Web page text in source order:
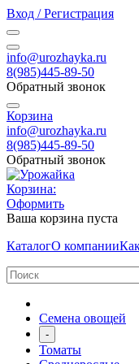
Вход / Регистрация
info@urozhayka.ru
8(985)445-89-50
Обратный звонок
Корзина
info@urozhayka.ru
8(985)445-89-50
Обратный звонок
Корзина:
Оформить
Ваша корзина пуста
КаталогО компании
Семена овощей
-
Томаты